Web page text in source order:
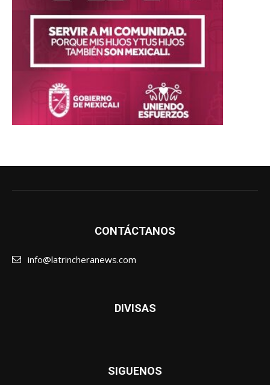
CONTÁCTANOS
info@latrincheranews.com
DIVISAS
SIGUENOS